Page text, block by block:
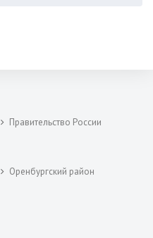
Правительство России
Оренбургский район